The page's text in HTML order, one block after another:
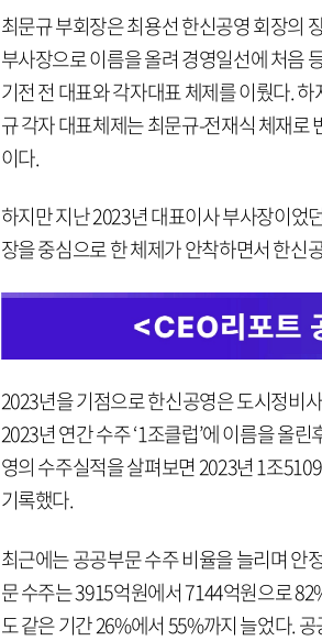
최문규 부회장은 최용선 한신공영 회장의
부사장으로 이름을 올려 경영일선에 처음
기전 전 대표와 각자대표 체제를 이뤘다.
규 각자 대표체제는 최문규-전재식 체재로
이다.
하지만 지난 2023년 대표이사 부사장이었
장을 중심으로 한 체제가 안착하면서 한신
2023년을 기점으로 한신공영은 도시정비
2023년 연간 수주 ‘1조클럽’에 이름을 올
영의 수주실적을 살펴보면 2023년 1조
기록했다.
최근에는 공공부문 수주 비율을 늘리며 안
문 수주는 3915억원에서 7144억원으로
도 같은 기간 26%에서 55%까지 늘었다.